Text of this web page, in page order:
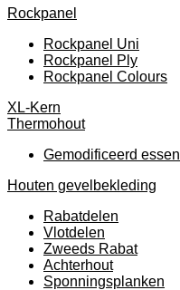
Rockpanel
Rockpanel Uni
Rockpanel Ply
Rockpanel Colours
XL-Kern
Thermohout
Gemodificeerd essen
Houten gevelbekleding
Rabatdelen
Vlotdelen
Zweeds Rabat
Achterhout
Sponningsplanken